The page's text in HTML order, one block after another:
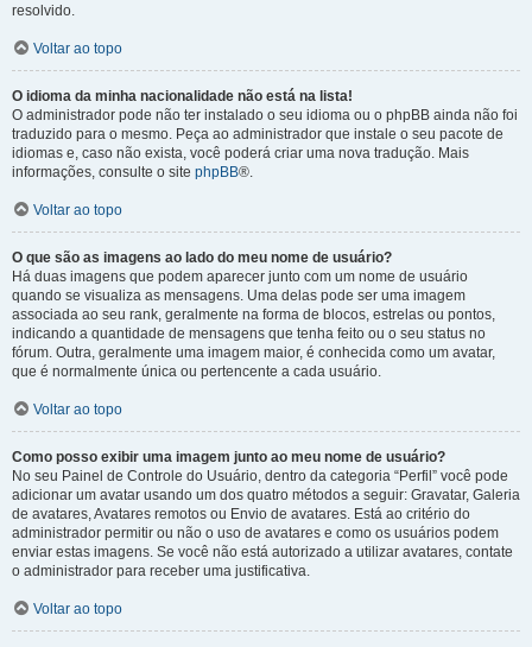
resolvido.
Voltar ao topo
O idioma da minha nacionalidade não está na lista!
O administrador pode não ter instalado o seu idioma ou o phpBB ainda não foi
traduzido para o mesmo. Peça ao administrador que instale o seu pacote de
idiomas e, caso não exista, você poderá criar uma nova tradução. Mais
informações, consulte o site phpBB®.
Voltar ao topo
O que são as imagens ao lado do meu nome de usuário?
Há duas imagens que podem aparecer junto com um nome de usuário
quando se visualiza as mensagens. Uma delas pode ser uma imagem
associada ao seu rank, geralmente na forma de blocos, estrelas ou pontos,
indicando a quantidade de mensagens que tenha feito ou o seu status no
fórum. Outra, geralmente uma imagem maior, é conhecida como um avatar,
que é normalmente única ou pertencente a cada usuário.
Voltar ao topo
Como posso exibir uma imagem junto ao meu nome de usuário?
No seu Painel de Controle do Usuário, dentro da categoria “Perfil” você pode
adicionar um avatar usando um dos quatro métodos a seguir: Gravatar, Galeria
de avatares, Avatares remotos ou Envio de avatares. Está ao critério do
administrador permitir ou não o uso de avatares e como os usuários podem
enviar estas imagens. Se você não está autorizado a utilizar avatares, contate
o administrador para receber uma justificativa.
Voltar ao topo